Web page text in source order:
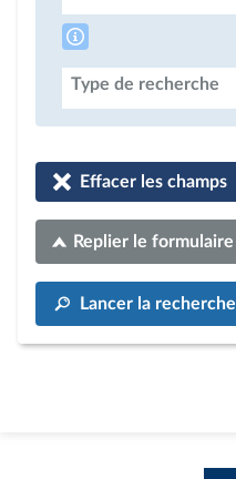
Type de recherche
Effacer les champs
Replier le formulaire
Lancer la recherche